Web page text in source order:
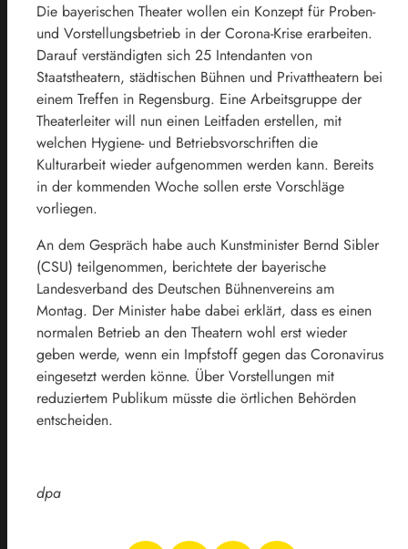
Die bayerischen Theater wollen ein Konzept für Proben-
und Vorstellungsbetrieb in der Corona-Krise erarbeiten.
Darauf verständigten sich 25 Intendanten von
Staatstheatern, städtischen Bühnen und Privattheatern bei
einem Treffen in Regensburg. Eine Arbeitsgruppe der
Theaterleiter will nun einen Leitfaden erstellen, mit
welchen Hygiene- und Betriebsvorschriften die
Kulturarbeit wieder aufgenommen werden kann. Bereits
in der kommenden Woche sollen erste Vorschläge
vorliegen.
An dem Gespräch habe auch Kunstminister Bernd Sibler
(CSU) teilgenommen, berichtete der bayerische
Landesverband des Deutschen Bühnenvereins am
Montag. Der Minister habe dabei erklärt, dass es einen
normalen Betrieb an den Theatern wohl erst wieder
geben werde, wenn ein Impfstoff gegen das Coronavirus
eingesetzt werden könne. Über Vorstellungen mit
reduziertem Publikum müsste die örtlichen Behörden
entscheiden.
dpa